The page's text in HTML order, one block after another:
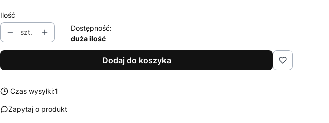
Ilość
szt.
Dostępność:
duża ilość
Dodaj do koszyka
Czas wysyłki:1
Zapytaj o produkt